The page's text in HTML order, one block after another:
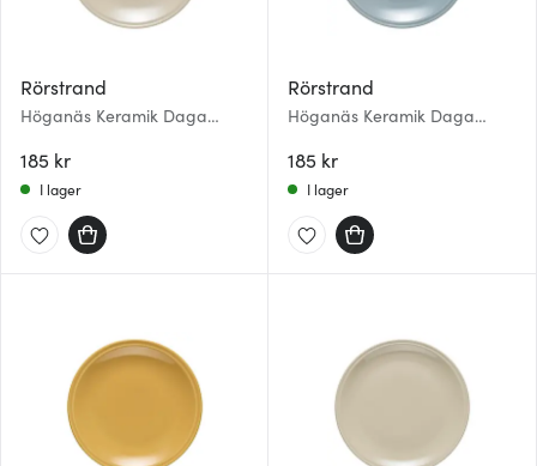
Rörstrand
Höganäs Keramik Daga
185 kr
I lager
Rörstrand
Höganäs Keramik Daga
185 kr
I lager